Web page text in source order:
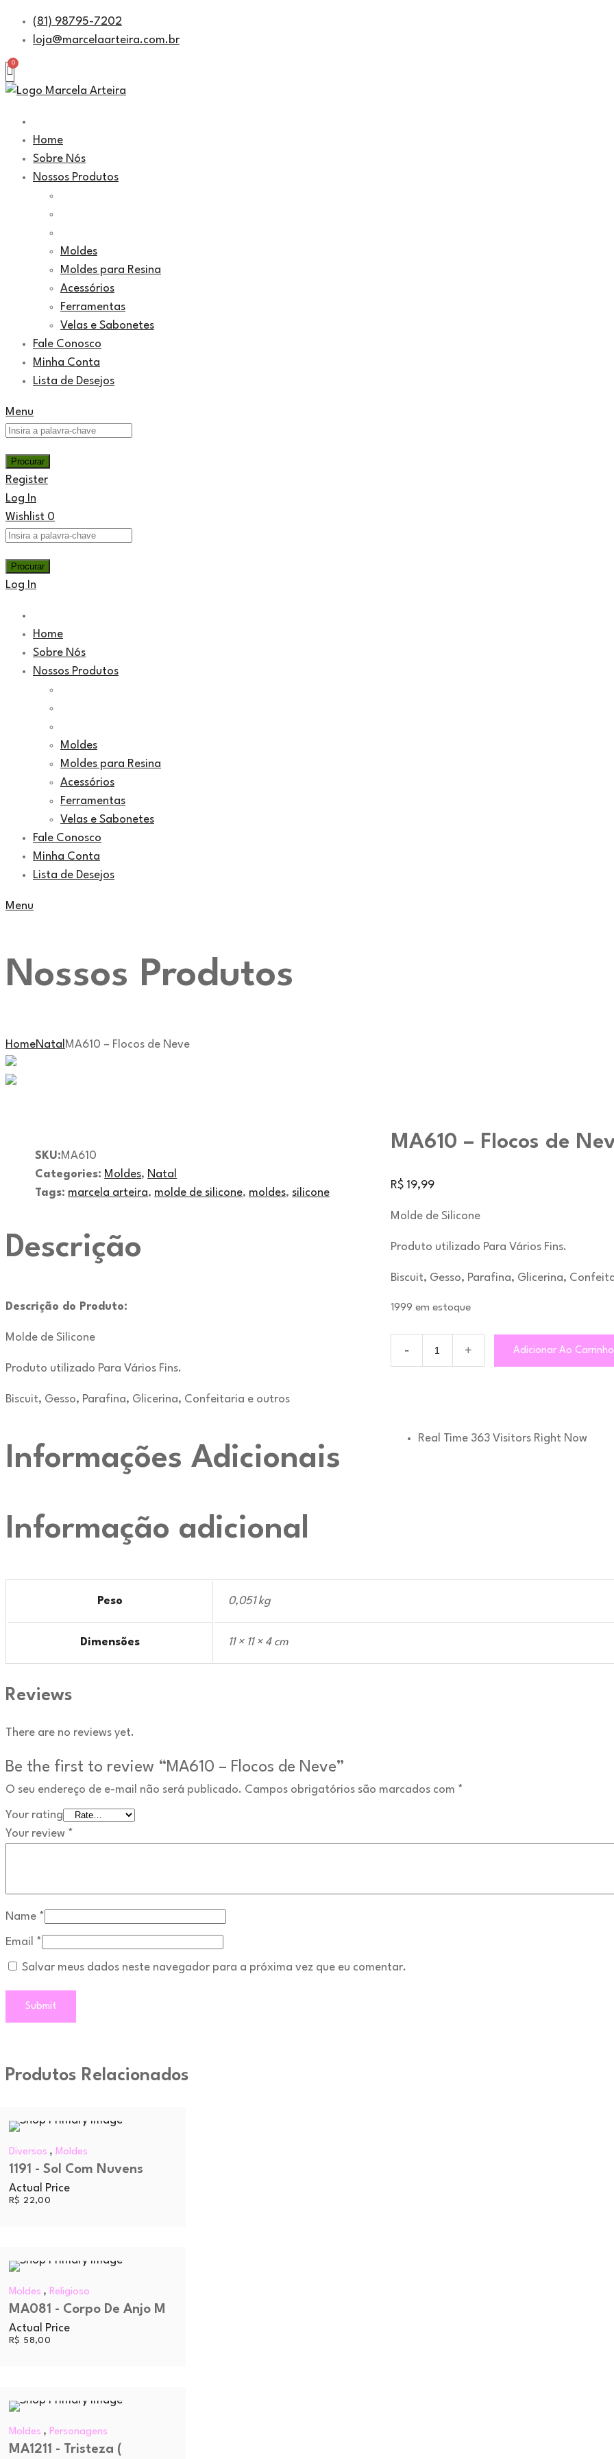
Pular
para
o
conteúdo
(81) 98795-7202
loja@marcelaarteira.com.br
Home
Sobre Nós
Nossos Produtos
Moldes
Moldes para Resina
Acessórios
Ferramentas
Velas e Sabonetes
Fale Conosco
Minha Conta
Lista de Desejos
Menu
Register
Log In
Wishlist 0
Log In
Home
Sobre Nós
Nossos Produtos
Moldes
Moldes para Resina
Acessórios
Ferramentas
Velas e Sabonetes
Fale Conosco
Minha Conta
Lista de Desejos
Menu
Nossos Produtos
HomeNatal MA610 – Flocos de Neve
MA610 – Flocos de
R$19,99
Molde de Silicone
Produto utilizado Para Vários Fins.
Biscuit, Gesso, Parafina, Glicerina,
1999 em estoque
Neve
Adicionar Ao Carrinho
Real Time 363Visitors Right Now
SKU:MA610
Categories: Moldes, Natal
Tags: marcela arteira, molde de silicone, moldes, silicone
Descrição
Descrição do Produto:
Molde de Silicone
Produto utilizado Para Vários Fins.
Biscuit, Gesso, Parafina, Glicerina, Confeitaria e outros
Informações Adicionais
Informação adicional
Peso 0,051 kg
Dimensões 11 × 11 × 4 cm
Reviews
There are no reviews yet.
Be the first to review “MA610 – Flocos de Neve”
O seu endereço de e-mail não será publicado. Campos obrigatórios são marcados com *
Your rating
Your review *
Name *
Email *
Salvar meus dados neste navegador para a próxima vez que eu comentar.
Produtos Relacionados
Diversos , Moldes
1191 - Sol Com Nuvens
Actual Price
R$ 22,00
Moldes , Religioso
MA081 - Corpo De Anjo M
Actual Price
R$ 58,00
Moldes , Personagens
MA1211 - Tristeza (